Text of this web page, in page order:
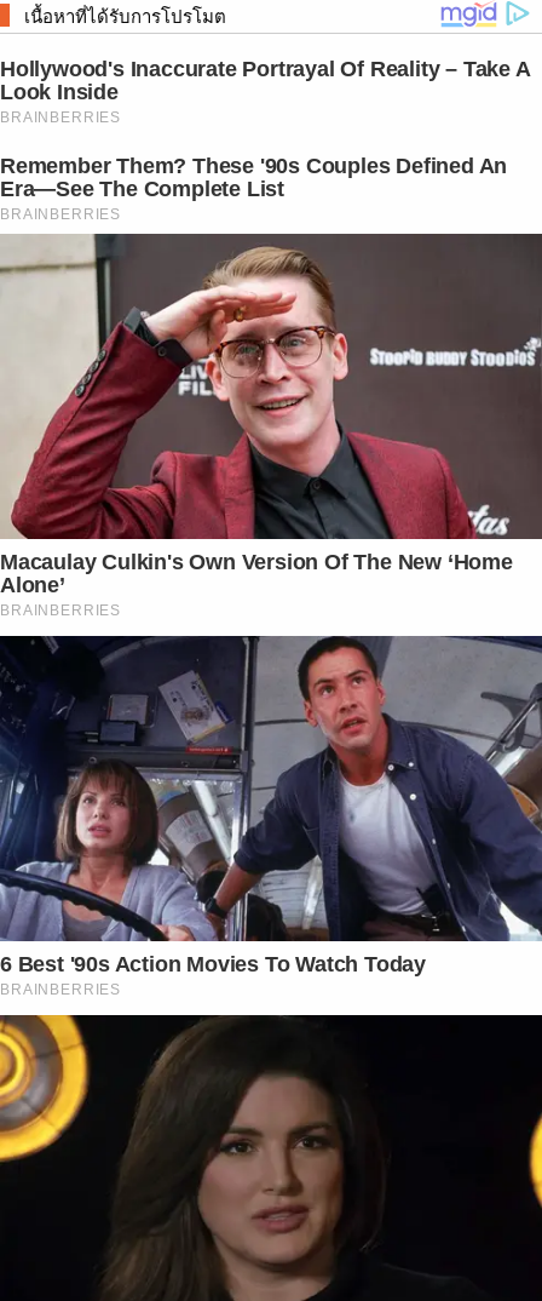
เนื้อหาที่ได้รับการโปรโมต
Hollywood's Inaccurate Portrayal Of Reality – Take A
Look Inside
BRAINBERRIES
Remember Them? These '90s Couples Defined An
Era—See The Complete List
BRAINBERRIES
Macaulay Culkin's Own Version Of The New ‘Home
Alone’
BRAINBERRIES
6 Best '90s Action Movies To Watch Today
BRAINBERRIES